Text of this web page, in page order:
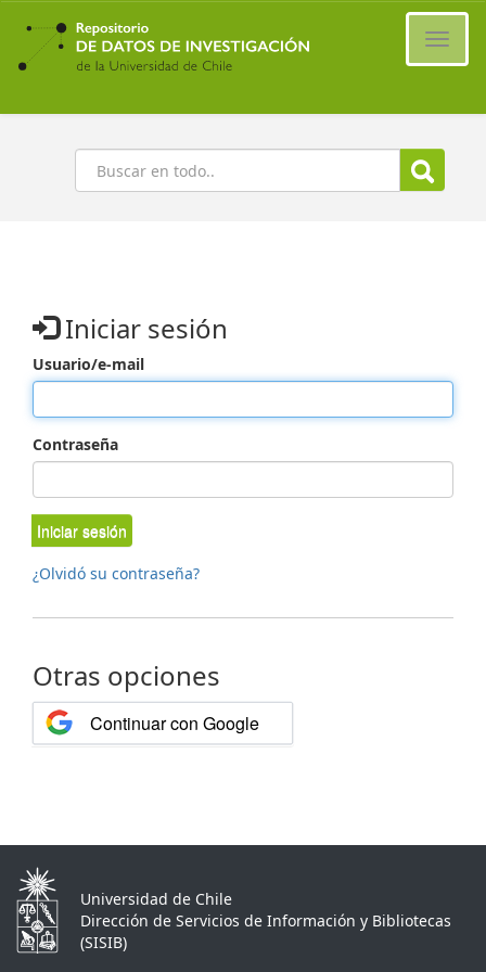
Ir
contenido
principal
Buscar
Iniciar sesión
Usuario/e-mail
Contraseña
Iniciar sesión
¿Olvidó su contraseña?
Otras opciones
Continuar con Google
Universidad de Chile
Dirección de Servicios de Información y Bibliotecas
(SISIB)